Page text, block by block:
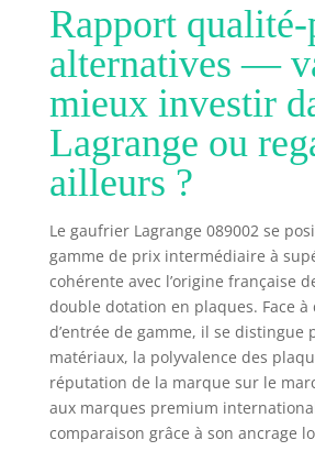
Rapport
alternatives —
mieux investir
Lagrange ou
ailleurs ?
Le gaufrier Lagrange 089002 se
gamme de prix intermédiaire à
cohérente avec l’origine française
double dotation en plaques. Face à
d’entrée de gamme, il se distingue
matériaux, la polyvalence des
réputation de la marque sur le
aux marques premium
comparaison grâce à son ancrage